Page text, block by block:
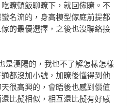
瞭頓飯聊瞭下，就回傢瞭。不
名流的，身高模型傢庭前提都
的最優選擇，之後也沒聯絡接
漢陽的，我也不了解怎樣怎樣
都沒加小號，加瞭後懂得到他
很高興的，會晤後也感到價值
比擬相似，相互還比擬有好感